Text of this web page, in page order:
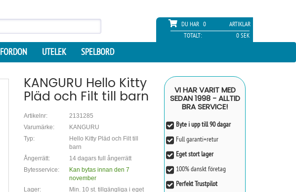
DU HAR 0
ARTIKLAR
TOTALT:
0 SEK
FORDON UTELEK SPELBORD
KANGURU Hello Kitty
Pläd och Filt till barn
Artikelnr:
2131285
Varumärke:
KANGURU
Typ:
Hello Kitty Pläd och Filt till
barn
Ångerrätt:
14 dagars full ångerrätt
Bytesservice:
Kan bytas innan den 7
november
Lager:
Min. 10 st. tillgängliga i eget
VI HAR VARIT MED
SEDAN 1998 - ALLTID
BRA SERVICE!
Byte i upp till 90 dagar
Full garanti+retur
Eget stort lager
100% danskt företag
Perfekt Trustpilot